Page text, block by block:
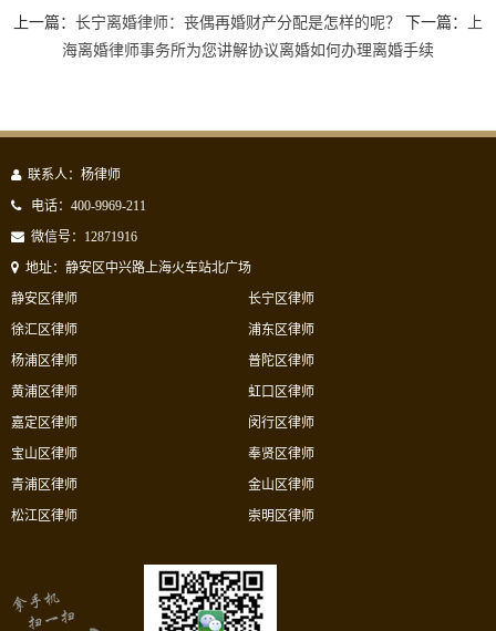
上一篇： 长宁离婚律师：丧偶再婚财产分配是怎样的呢？ 下一篇：
上
海离婚律师事务所为您讲解协议离婚如何办理离婚手续
联系人：杨律师
电话：400-9969-211
微信号：12871916
地址：静安区中兴路上海火车站北广场
静安区律师
徐汇区律师
杨浦区律师
黄浦区律师
长宁区律师
浦东区律师
普陀区律师
虹口区律师
嘉定区律师
宝山区律师
青浦区律师
松江区律师
闵行区律师
奉贤区律师
金山区律师
崇明区律师